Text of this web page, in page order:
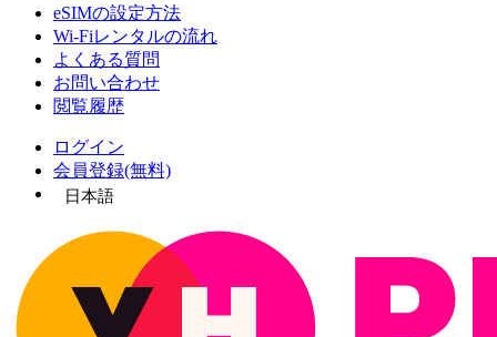
eSIMの設定方法
Wi-Fiレンタルの流れ
よくある質問
お問い合わせ
閲覧履歴
ログイン
会員登録(無料)
日本語